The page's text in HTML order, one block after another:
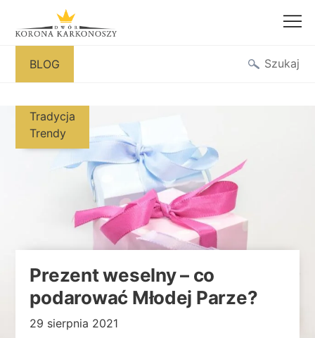
treści
BLOG
Prezent weselny – co
podarować Młodej Parze?
29 sierpnia 2021
Tradycja
Trendy